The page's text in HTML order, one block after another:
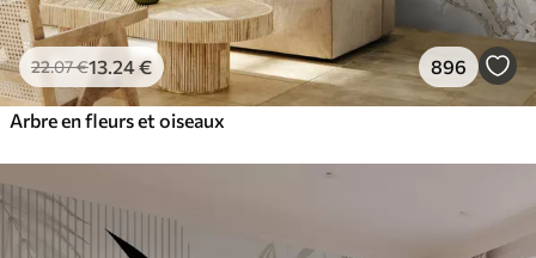
22.07€13 .24€ 896
Arbre en fleurs et oiseaux